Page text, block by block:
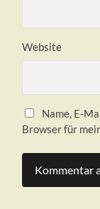
Website
Name, E-
Browser für